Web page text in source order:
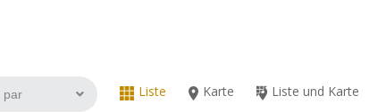
Liste Karte Liste und Karte